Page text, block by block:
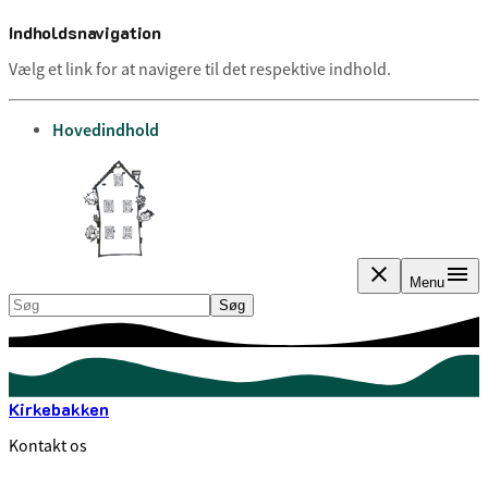
Indholdsnavigation
Vælg et link for at navigere til det respektive indhold.
gå til
Hovedindhold
Menu
Søg Søg
Kirkebakken
Kontakt os